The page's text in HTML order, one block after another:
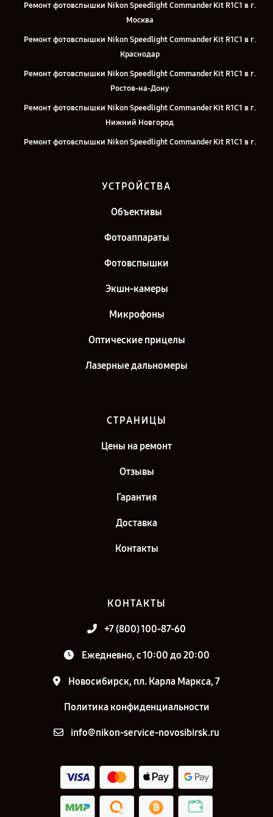
Ремонт фотовспышки Nikon Speedlight Commander Kit R1C1 в г.
Москва
Ремонт фотовспышки Nikon Speedlight Commander Kit R1C1 в г.
Краснодар
Ремонт фотовспышки Nikon Speedlight Commander Kit R1C1 в г.
Ростов-на-Дону
Ремонт фотовспышки Nikon Speedlight Commander Kit R1C1 в г.
Нижний Новгород
Ремонт фотовспышки Nikon Speedlight Commander Kit R1C1 в г.
Екатеринбург
Ремонт фотовспышки Nikon Speedlight Commander Kit R1C1 в г.
Ремонт фотовспышки Nikon Speedlight Commander Kit R1C1 в г.
Санкт-Петербург
УСТРОЙСТВА
Объективы
Фотоаппараты
Фотовспышки
Экшн-камеры
Микрофоны
Оптические прицелы
Лазерные дальномеры
СТРАНИЦЫ
Цены на ремонт
Отзывы
Гарантия
Доставка
Контакты
КОНТАКТЫ
+7 (800) 100-87-60
Ежедневно, с 10:00 до 20:00
Новосибирск, пл. Карла Маркса, 7
Политика конфиденциальности
info@nikon-service-novosibirsk.ru